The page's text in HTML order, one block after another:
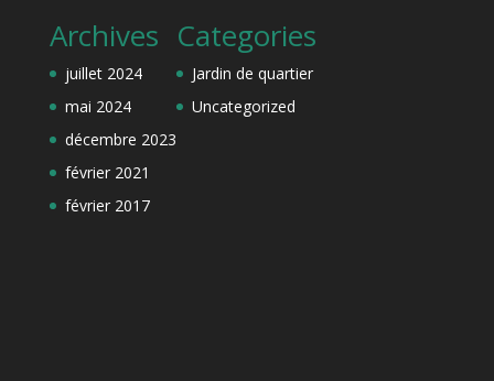
Archives
juillet 2024
mai 2024
décembre 2023
février 2021
février 2017
Categories
Jardin de quartier
Uncategorized